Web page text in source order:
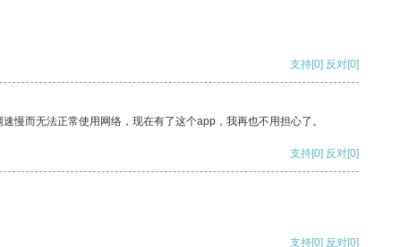
支持[0] 反对[0]
慢而无法正常使用网络，现在有了这个app，我再也不用担心了。
支持[0] 反对[0]
支持[0] 反对[0]